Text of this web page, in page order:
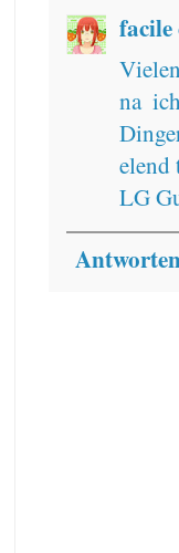
facile
na
elend
LG